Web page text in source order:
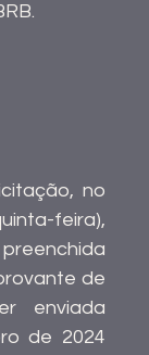
no
feira),
de
enviada
de 2024